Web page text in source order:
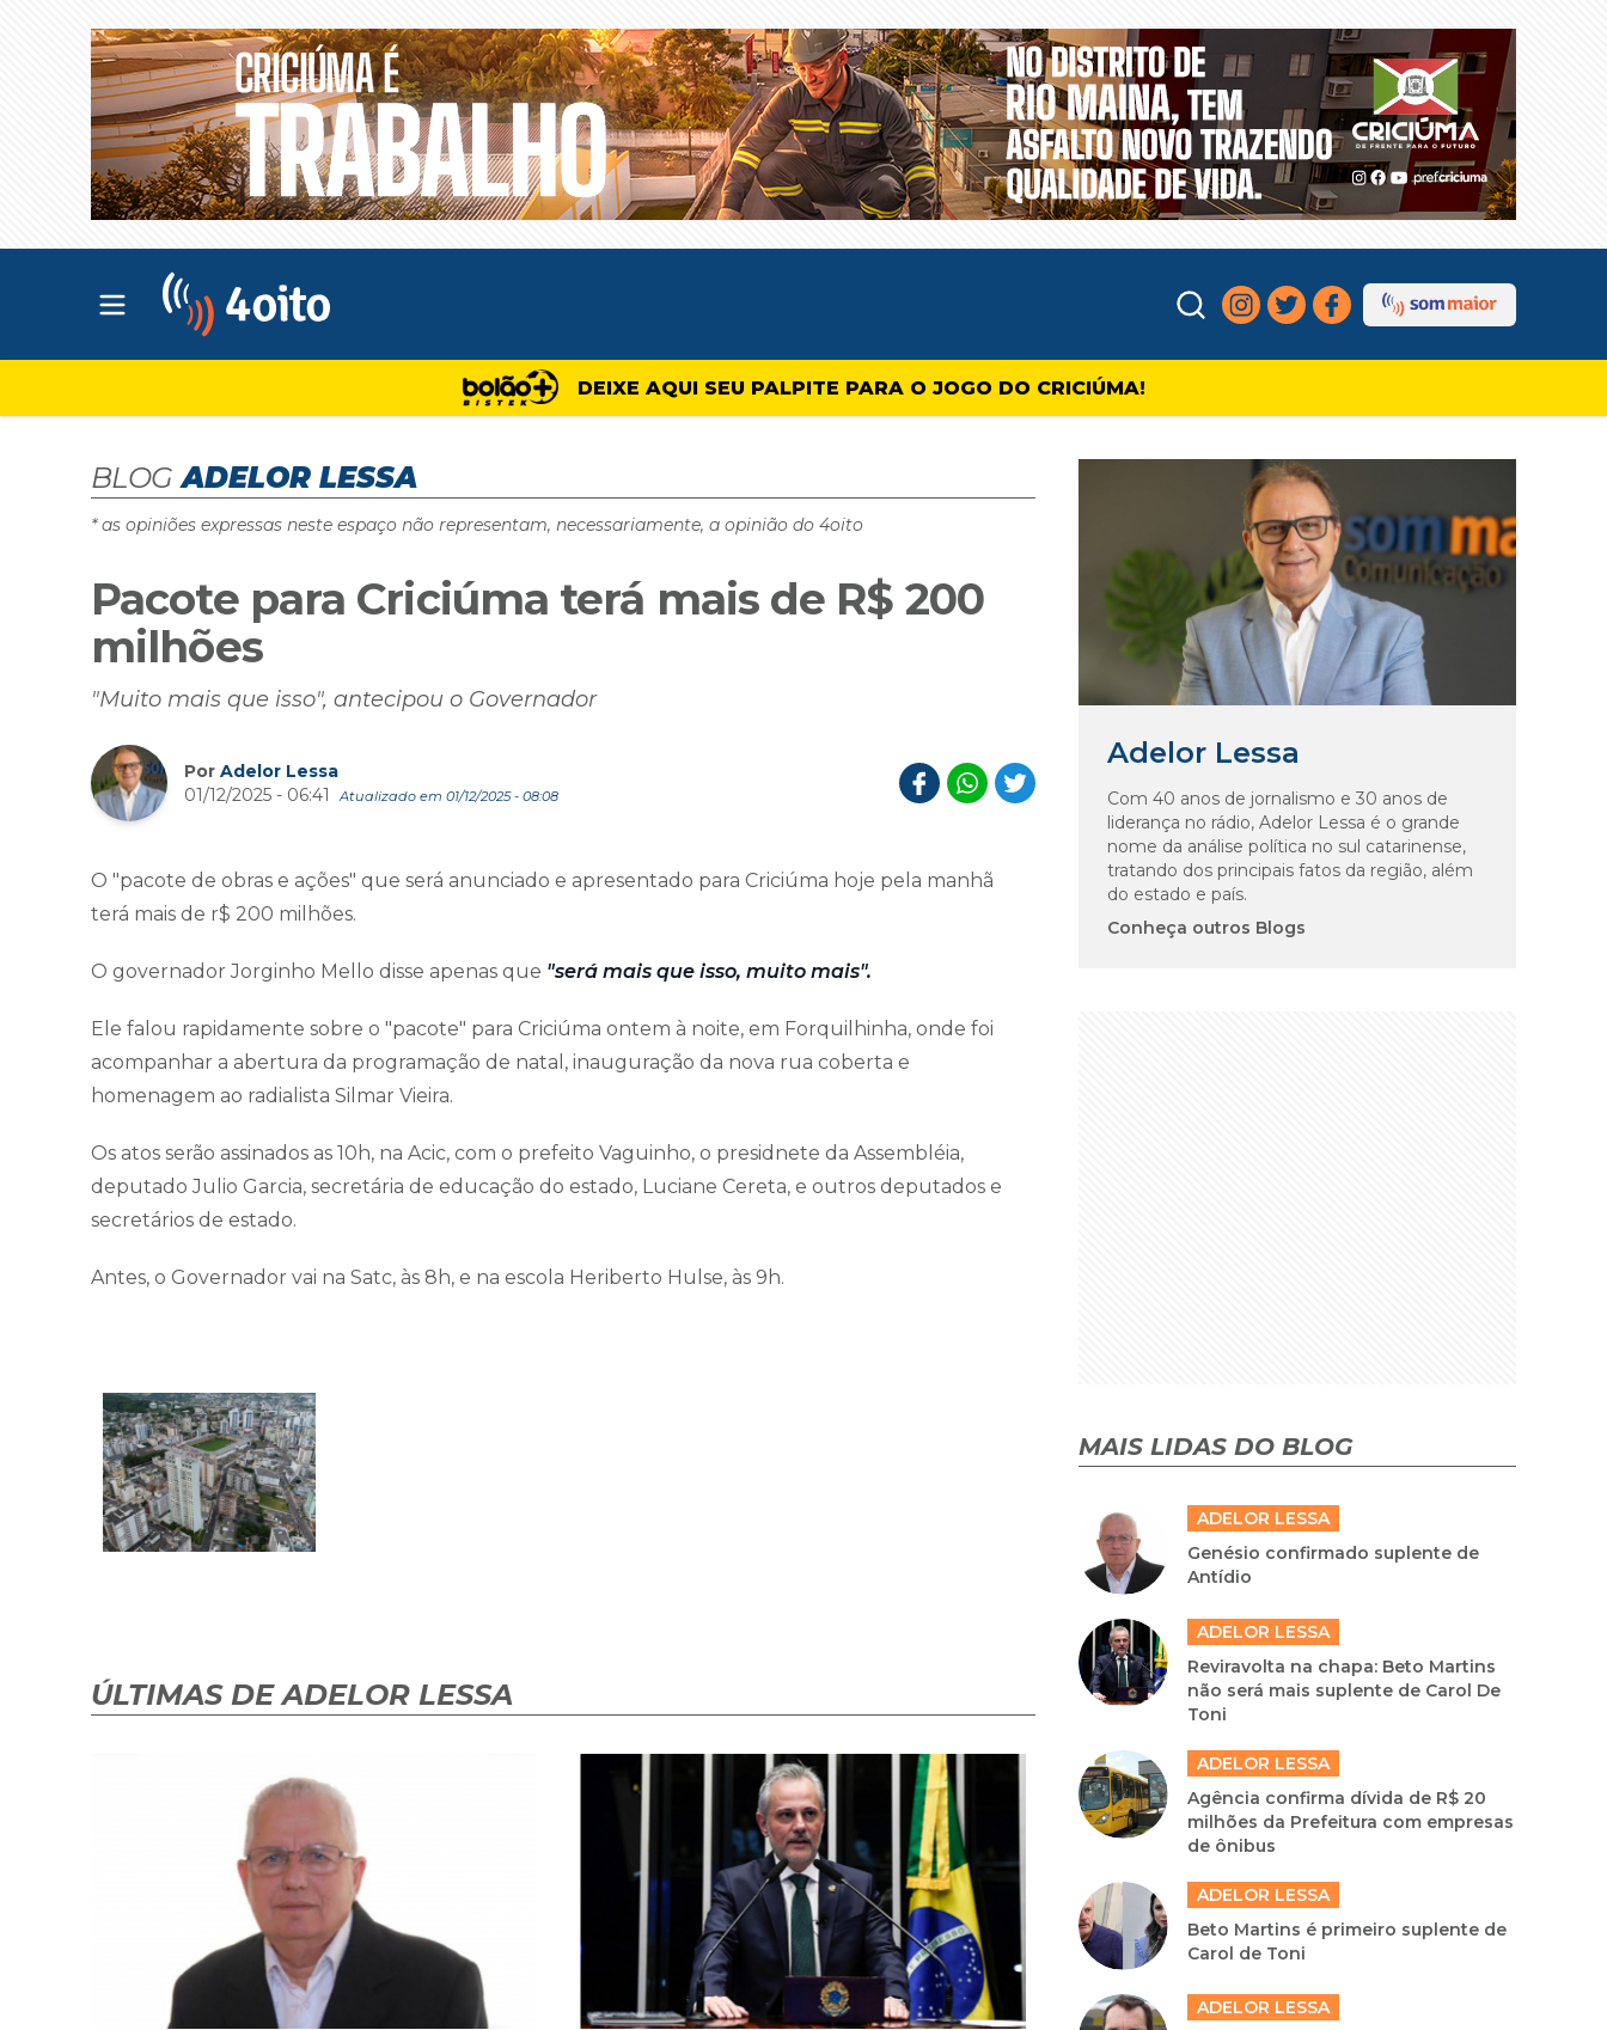
Abrir menu principal
DEIXE AQUI SEU PALPITE PARA O JOGO DO CRICIÚMA!
BLOG ADELOR LESSA
* as opiniões expressas neste espaço não representam, necessariamente, a opinião do 4oito
Pacote para Criciúma terá mais de R$ 200
milhões
"Muito mais que isso", antecipou o Governador
Por Adelor Lessa
01/12/2025 - 06:41
Atualizado em 01/12/2025 - 08:08
O "pacote de obras e ações" que será anunciado e apresentado para Criciúma hoje pela manhã
terá mais de r$ 200 milhões.
O governador Jorginho Mello disse apenas que "será mais que isso, muito mais".
Ele falou rapidamente sobre o "pacote" para Criciúma ontem à noite, em Forquilhinha, onde foi
acompanhar a abertura da programação de natal, inauguração da nova rua coberta e
homenagem ao radialista Silmar Vieira.
Os atos serão assinados as 10h, na Acic, com o prefeito Vaguinho, o presidnete da Assembléia,
deputado Julio Garcia, secretária de educação do estado, Luciane Cereta, e outros deputados e
secretários de estado.
Antes, o Governador vai na Satc, às 8h, e na escola Heriberto Hulse, às 9h.
ÚLTIMAS DE ADELOR LESSA
Adelor Lessa
Com 40 anos de jornalismo e 30 anos de
liderança no rádio, Adelor Lessa é o grande
nome da análise política no sul catarinense,
tratando dos principais fatos da região, além
do estado e país.
Conheça outros Blogs
MAIS LIDAS DO BLOG
ADELOR LESSA
Genésio confirmado suplente de
Antídio
ADELOR LESSA
Reviravolta na chapa: Beto Martins
não será mais suplente de Carol De
Toni
ADELOR LESSA
Agência confirma dívida de R$ 20
milhões da Prefeitura com empresas
de ônibus
ADELOR LESSA
Beto Martins é primeiro suplente de
Carol de Toni
ADELOR LESSA